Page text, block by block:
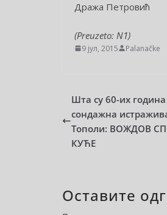
Дража Петровић
(Preuzeto: N1)
9 јул, 2015 Palanačke
Шта су 60-их
сондажна
Тополи: ВОЖДОВ
КУЋЕ
Оставите